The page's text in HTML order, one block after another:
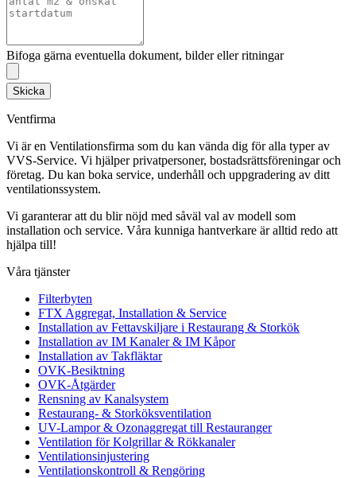
Bifoga gärna eventuella dokument, bilder eller ritningar
Skicka
Ventfirma
Vi är en Ventilationsfirma som du kan vända dig för alla typer av
VVS-Service. Vi hjälper privatpersoner, bostadsrättsföreningar och
företag. Du kan boka service, underhåll och uppgradering av ditt
ventilationssystem.
Vi garanterar att du blir nöjd med såväl val av modell som
installation och service. Våra kunniga hantverkare är alltid redo att
hjälpa till!
Våra tjänster
Filterbyten
FTX Aggregat, Installation & Service
Installation av Fettavskiljare i Restaurang & Storkök
Installation av IM Kanaler & IM Kåpor
Installation av Takfläktar
OVK-Besiktning
OVK-Åtgärder
Rensning av Kanalsystem
Restaurang- & Storköksventilation
UV-Lampor & Ozonaggregat till Restauranger
Ventilation för Kolgrillar & Rökkanaler
Ventilationsinjustering
Ventilationskontroll & Rengöring